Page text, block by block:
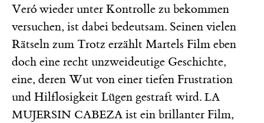
Veró wieder unter Kontrolle zu bekommen
versuchen, ist dabei bedeutsam. Seinen vielen
Rätseln zum Trotz erzählt Martels Film eben
doch eine recht unzweideutige Geschichte,
eine, deren Wut von einer tiefen Frustration
und Hilflosigkeit Lügen gestraft wird. LA
MUJERSIN CABEZA ist ein brillanter Film,